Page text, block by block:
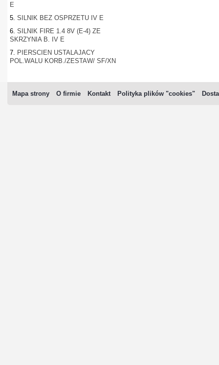
E
5. SILNIK BEZ OSPRZETU IV E
6. SILNIK FIRE 1.4 8V (E-4) ZE
SKRZYNIA B. IV E
7. PIERSCIEN USTALAJACY
POL.WALU KORB./ZESTAW/ SF/XN
Mapa strony O firmie Kontakt Polityka plików "cookies"